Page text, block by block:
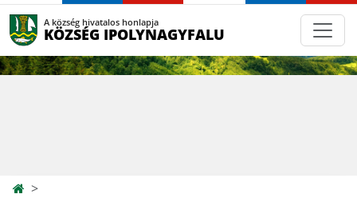
A község hivatalos honlapja
KÖZSÉG IPOLYNAGYFALU